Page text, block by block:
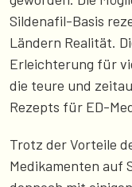
Sildenafil-Basis
Ländern Realität.
Erleichterung für
die teure und
Rezepts für ED-
Trotz der Vorteile
Medikamenten auf